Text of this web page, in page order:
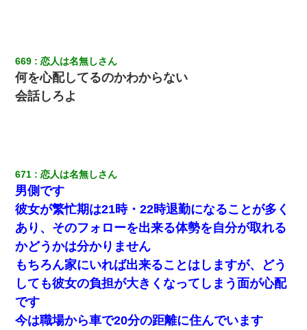
【悲報】嫁がワイのこと嫌いっぽいから単身赴任した結果
妻が亡くなったんだけど正直ガチで嬉しい
高1のとき男に襲われ、不妊の叔母に頼まれて出産。→叔母夫婦が
養子縁組してアメリカに子供を連れ帰った。→9・11で叔母夫婦が
亡くなってしまい…
【驚愕】5000円でＪＫと行為してきたが後悔しかない…
【ワロタ】姉から「肉食系14才、乳丸出し、毛はうっすら生えか
け」というタイトルで画像が送られてきた
友人とふたりで山口に旅行した時の事。レンタカーを借りて山の
中の道を走っていたら、突然ガガッ！って音がして…
669 恋人は名無しさん
何を心配してるのかわからない
会話しろよ
671 恋人は名無しさん
男側です
彼女が繁忙期は21時・22時退勤になることが多く
あり、そのフォローを出来る体勢を自分が取れる
かどうかは分かりません
もちろん家にいれば出来ることはしますが、どう
しても彼女の負担が大きくなってしまう面が心配
です
今は職場から車で20分の距離に住んでいます